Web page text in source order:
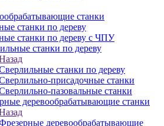
станки
станки по дереву
станки по дереву с ЧПУ
станки по дереву
станки по дереву
присадочные станки
пазовальные станки
деревообрабатывающие станки
деревообрабатывающие